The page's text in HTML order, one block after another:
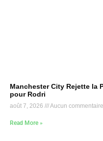
Manchester City Rejette la
pour Rodri
août 7, 2026 Aucun commentaire
Read More »